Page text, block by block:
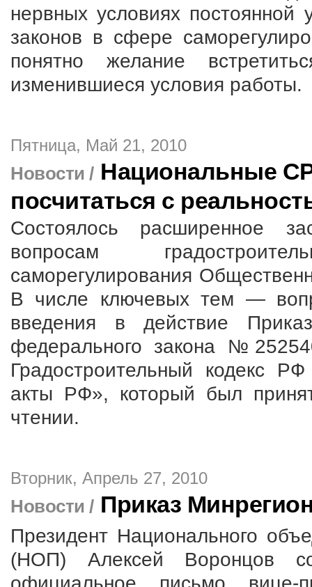
нервных условиях
законов в сфере
понятно желание
изменившиеся условия работы.
Пятница, Май 21, 2010
Новости / Национальные
посчитаться с
Состоялось расширенное
вопросам
саморегулирования
В числе ключевых тем —
введения в действие
федерального закона
Градостроительный кодекс
акты РФ», который был
чтении.
Вторник, Апрель 27, 2010
Новости / Приказ
Президент Национального
(НОП) Алексей Воронцов